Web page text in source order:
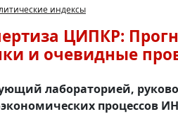
индексы
ЦИПКР:
и очевидные
лабораторией,
процессов